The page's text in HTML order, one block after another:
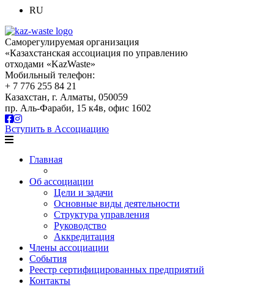
RU
Саморегулируемая организация
«Казахстанская ассоциация по управлению
отходами «KazWaste»
Мобильный телефон:
+ 7 776 255 84 21
Казахстан, г. Алматы, 050059
пр. Аль-Фараби, 15 к4в, офис 1602
Вступить в Ассоциацию
Главная
Об ассоциации
Цели и задачи
Основные виды деятельности
Структура управления
Руководство
Аккредитация
Члены ассоциации
События
Реестр сертифицированных предприятий
Контакты